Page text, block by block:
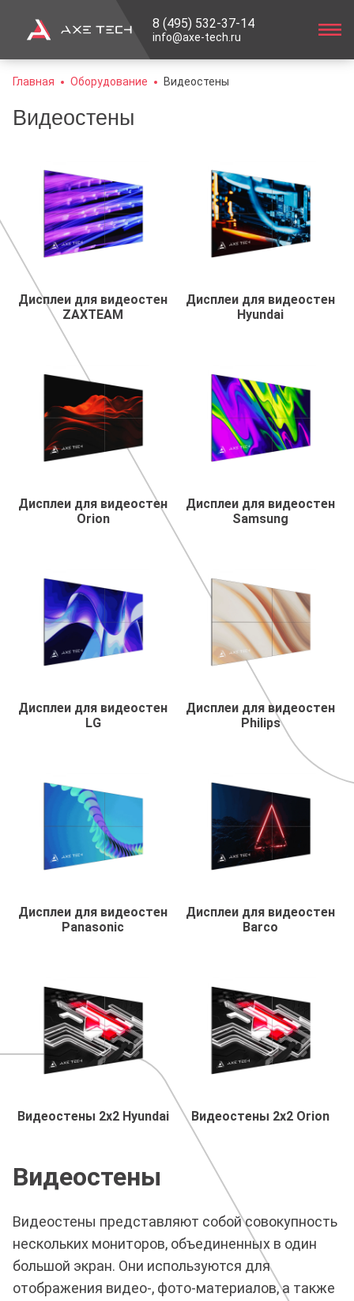
8 (495) 532-37-14
info@axe-tech.ru
Главная Оборудование Видеостены
Видеостены
Дисплеи для видеостен
ZAXTEAM
Дисплеи для видеостен
Hyundai
Дисплеи для видеостен
Orion
Дисплеи для видеостен
Samsung
Дисплеи для видеостен
LG
Дисплеи для видеостен
Philips
Дисплеи для видеостен
Panasonic
Дисплеи для видеостен
Barco
Видеостены 2х2 Hyundai Видеостены 2x2 Orion
Видеостены
Видеостены представляют собой совокупность
нескольких мониторов, объединенных в один
большой экран. Они используются для
отображения видео-, фото-материалов, а также